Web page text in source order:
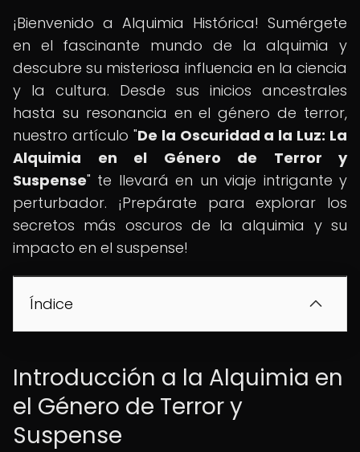
¡Bienvenido a Alquimia Histórica! Sumérgete
en el fascinante mundo de la alquimia y
descubre su misteriosa influencia en la ciencia
y la cultura. Desde sus inicios ancestrales
hasta su resonancia en el género de terror,
nuestro artículo "De la Oscuridad a la Luz: La
Alquimia en el Género de Terror y
Suspense" te llevará en un viaje intrigante y
perturbador. ¡Prepárate para explorar los
secretos más oscuros de la alquimia y su
impacto en el suspense!
Índice
Introducción a la Alquimia en
el Género de Terror y
Suspense